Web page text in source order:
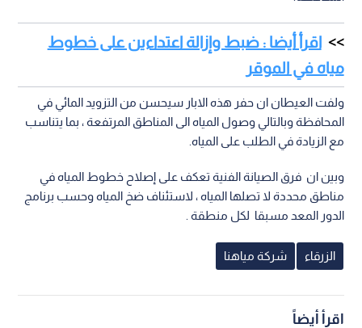
اقرأ أيضا : ضبط وإزالة اعتداءين على خطوط
مياه في الموقر
ولفت العيطان ان حفر هذه الابار سيحسن من التزويد المائي في
المحافظة وبالتالي وصول المياه الى المناطق المرتفعة ، بما يتناسب
مع الزيادة في الطلب على المياه.
وبين ان فرق الصيانة الفنية تعكف على إصلاح خطوط المياه في
مناطق محددة لا تصلها المياه ، لاستئناف ضخ المياه وحسب برنامج
الدور المعد مسبقا لكل منطقة .
الزرقاء شركة مياهنا
اقرأ أيضاً